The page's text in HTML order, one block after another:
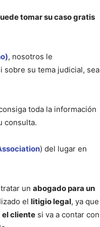
tomar su caso gratis
, nosotros le
sobre su tema judicial, sea
toda la información
consulta.
) del lugar en
un abogado para un
el litigio legal, ya que
el cliente si va a contar con